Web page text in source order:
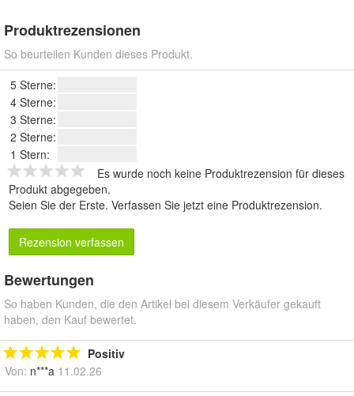
Produktrezensionen
So beurteilen Kunden dieses Produkt.
5 Sterne:
4 Sterne:
3 Sterne:
2 Sterne:
1 Stern:
Es wurde noch keine Produktrezension für dieses
Produkt abgegeben.
Seien Sie der Erste. Verfassen Sie jetzt eine Produktrezension.
Rezension verfassen
Bewertungen
So haben Kunden, die den Artikel bei diesem Verkäufer gekauft
haben, den Kauf bewertet.
Positiv
Von: n***a 11.02.26